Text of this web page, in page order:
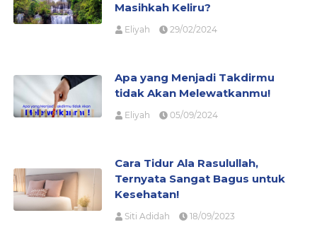
Masihkah Keliru?
Eliyah 29/02/2024
Apa yang Menjadi Takdirmu
tidak Akan Melewatkanmu!
Eliyah 05/09/2024
Cara Tidur Ala Rasulullah,
Ternyata Sangat Bagus untuk
Kesehatan!
Siti Adidah 18/09/2023